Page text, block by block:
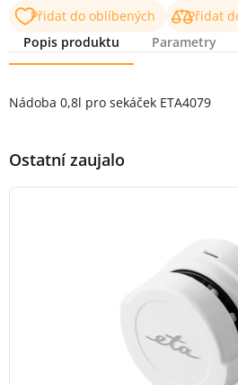
Přidat do oblíbených
Přidat
Popis produktu
Parametry
Nádoba 0,8l pro sekáček ETA4079
Ostatní zaujalo